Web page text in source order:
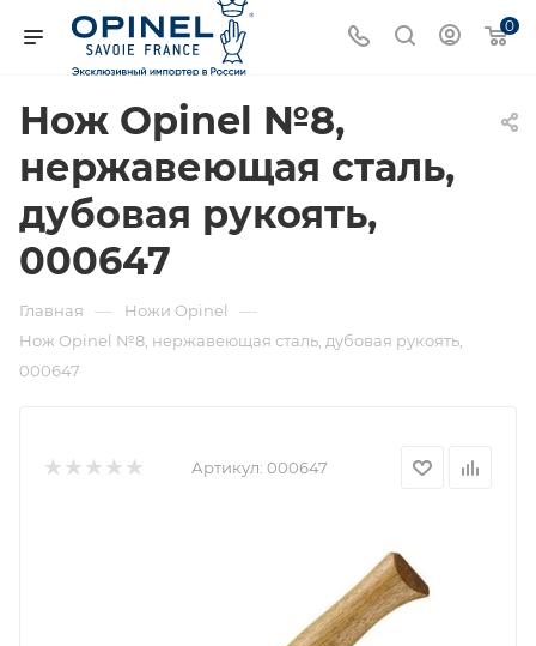
0
Нож Opinel №8,
нержавеющая сталь,
дубовая рукоять,
000647
Главная — Ножи Opinel —
Нож Opinel №8, нержавеющая сталь, дубовая рукоять,
000647
Артикул: 000647